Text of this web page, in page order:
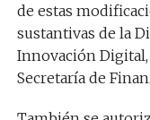
de estas
sustantivas de la
Innovación Digital,
Secretaría de